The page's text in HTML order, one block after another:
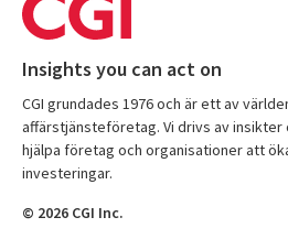
Insights you can act on
CGI grundades 1976 och är ett av
affärstjänsteföretag. Vi drivs av
hjälpa företag och organisationer att
investeringar.
© 2026 CGI Inc.